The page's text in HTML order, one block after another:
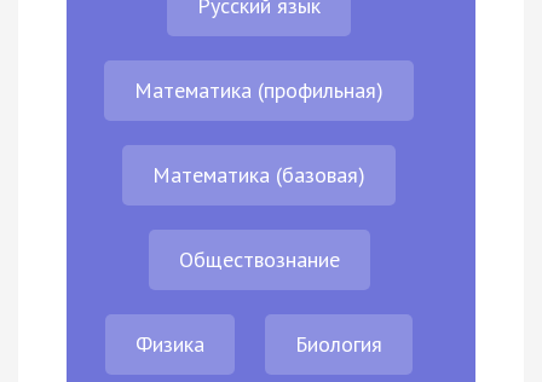
Русский язык
Математика (профильная)
Математика (базовая)
Обществознание
Физика Биология